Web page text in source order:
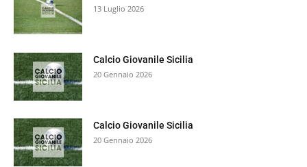
13 Luglio 2026
Calcio Giovanile Sicilia
20 Gennaio 2026
Calcio Giovanile Sicilia
20 Gennaio 2026